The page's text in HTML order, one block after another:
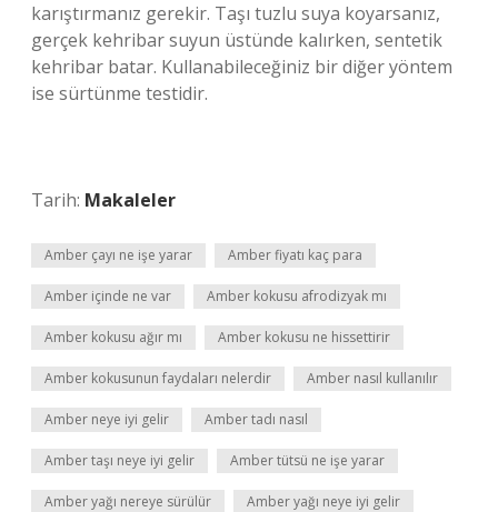
karıştırmanız gerekir. Taşı tuzlu suya koyarsanız,
gerçek kehribar suyun üstünde kalırken, sentetik
kehribar batar. Kullanabileceğiniz bir diğer yöntem
ise sürtünme testidir.
Tarih: Makaleler
Amber çayı ne işe yarar Amber fiyatı kaç para
Amber içinde ne var Amber kokusu afrodizyak mı
Amber kokusu ağır mı Amber kokusu ne hissettirir
Amber kokusunun faydaları nelerdir Amber nasıl kullanılır
Amber neye iyi gelir Amber tadı nasıl
Amber taşı neye iyi gelir Amber tütsü ne işe yarar
Amber yağı nereye sürülür Amber yağı neye iyi gelir